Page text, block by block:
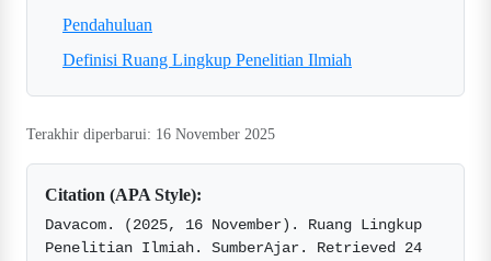
Pendahuluan
Definisi Ruang Lingkup Penelitian Ilmiah
Terakhir diperbarui: 16 November 2025
Citation (APA Style):
Davacom. (2025, 16 November). Ruang Lingkup
Penelitian Ilmiah. SumberAjar. Retrieved 24